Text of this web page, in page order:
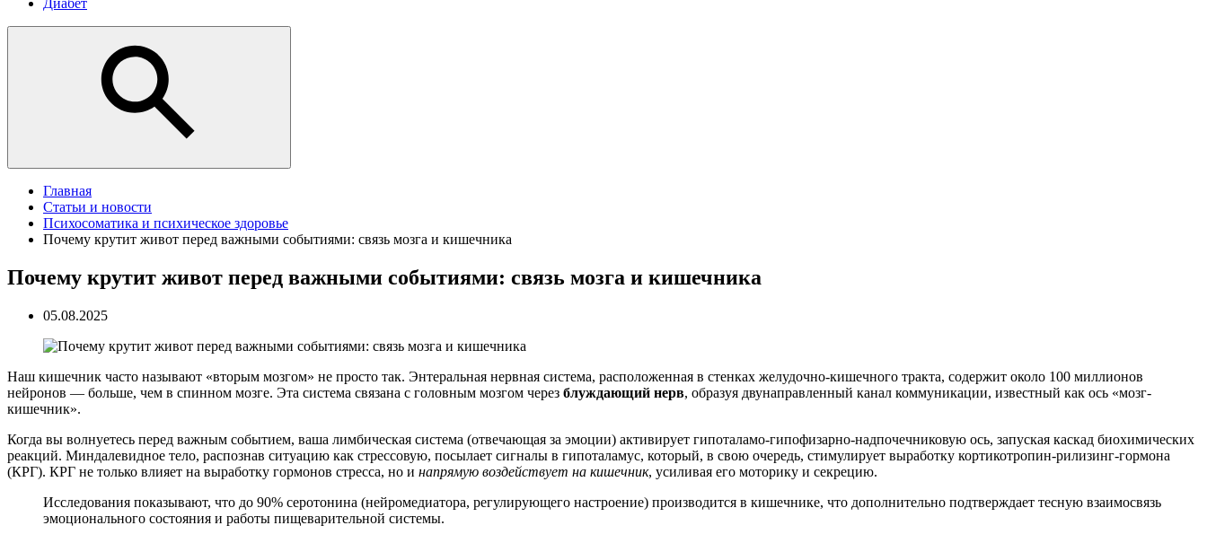
Диабет
Главная
Статьи и новости
Психосоматика и психическое здоровье
Почему крутит живот перед важными событиями: связь мозга и кишечника
Почему крутит живот перед важными событиями: связь мозга и кишечника
05.08.2025
Наш кишечник часто называют «вторым мозгом» не просто так. Энтеральная нервная система, расположенная в стенках желудочно-кишечного тракта, содержит около 100 миллионов
нейронов — больше, чем в спинном мозге. Эта система связана с головным мозгом через блуждающий нерв, образуя двунаправленный канал коммуникации, известный как ось «мозг-
кишечник».
Когда вы волнуетесь перед важным событием, ваша лимбическая система (отвечающая за эмоции) активирует гипоталамо-гипофизарно-надпочечниковую ось, запуская каскад биохимических
реакций. Миндалевидное тело, распознав ситуацию как стрессовую, посылает сигналы в гипоталамус, который, в свою очередь, стимулирует выработку кортикотропин-рилизинг-гормона
(КРГ). КРГ не только влияет на выработку гормонов стресса, но и напрямую воздействует на кишечник, усиливая его моторику и секрецию.
Исследования показывают, что до 90% серотонина (нейромедиатора, регулирующего настроение) производится в кишечнике, что дополнительно подтверждает тесную взаимосвязь
эмоционального состояния и работы пищеварительной системы.